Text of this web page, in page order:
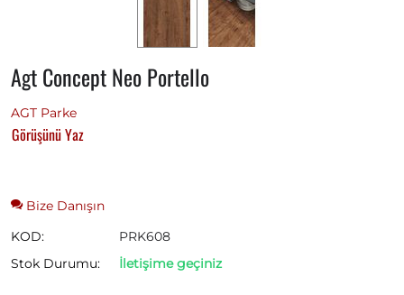
Agt Concept Neo Portello
AGT Parke
Görüşünü Yaz
Bize Danışın
KOD:
PRK608
Stok Durumu:
İletişime geçiniz